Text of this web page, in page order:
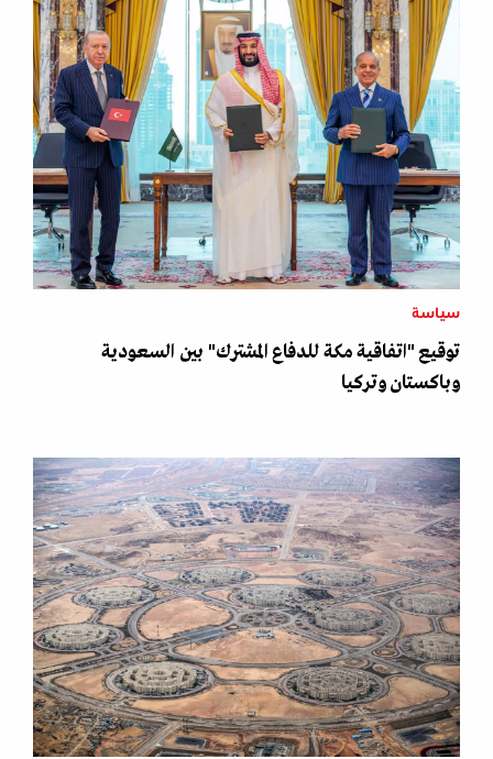
سياسة
توقيع "اتفاقية مكة للدفاع المشترك" بين السعودية
وباكستان وتركيا